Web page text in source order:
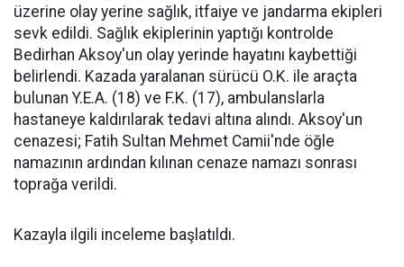
üzerine olay yerine sağlık, itfaiye ve jandarma ekipleri
sevk edildi. Sağlık ekiplerinin yaptığı kontrolde
Bedirhan Aksoy'un olay yerinde hayatını kaybettiği
belirlendi. Kazada yaralanan sürücü O.K. ile araçta
bulunan Y.E.A. (18) ve F.K. (17), ambulanslarla
hastaneye kaldırılarak tedavi altına alındı. Aksoy'un
cenazesi; Fatih Sultan Mehmet Camii'nde öğle
namazının ardından kılınan cenaze namazı sonrası
toprağa verildi.
Kazayla ilgili inceleme başlatıldı.